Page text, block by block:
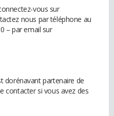
vous sur
nous par téléphone au
– par email sur
dorénavant partenaire de
contacter si vous avez des